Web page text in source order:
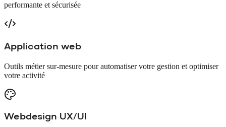
performante et sécurisée
Application web
Outils métier sur-mesure pour automatiser votre gestion et optimiser
votre activité
Webdesign UX/UI